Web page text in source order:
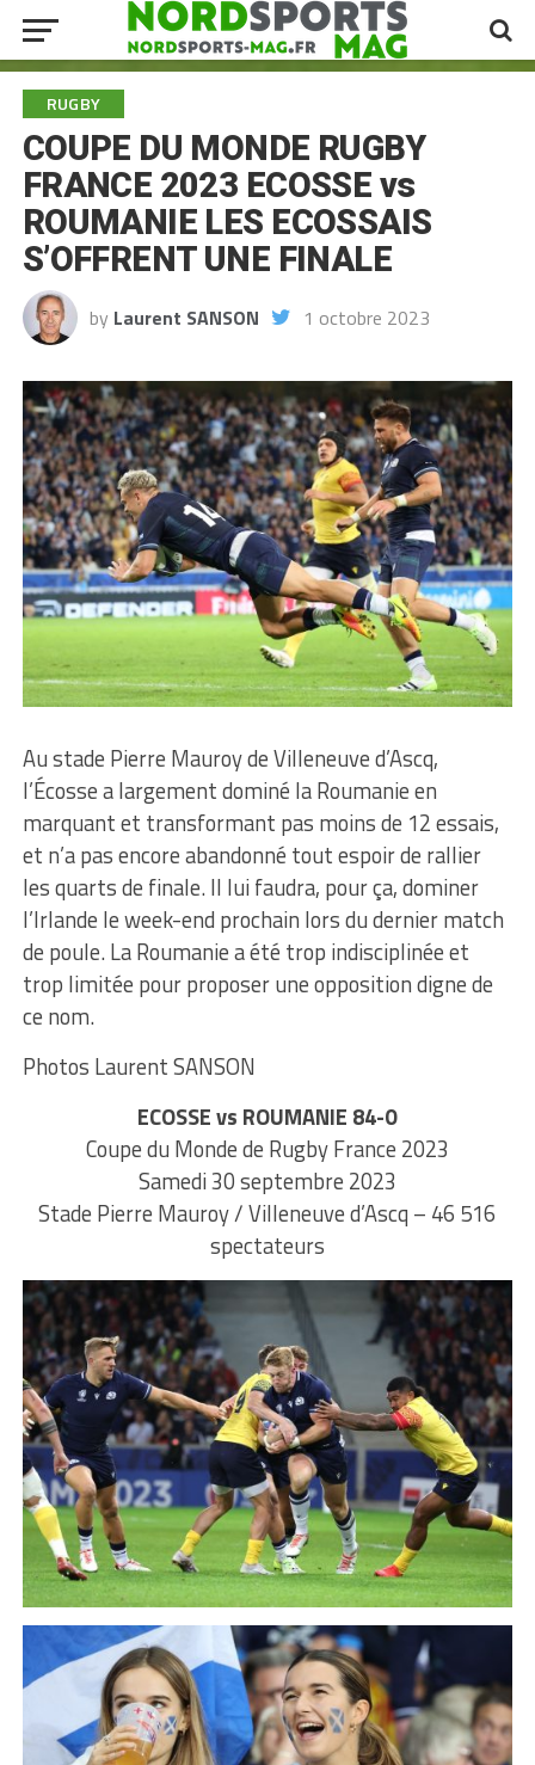
RUGBY
COUPE DU MONDE RUGBY
FRANCE 2023 ECOSSE vs
ROUMANIE LES ECOSSAIS
S’OFFRENT UNE FINALE
by Laurent SANSON 1 octobre 2023
Au stade Pierre Mauroy de Villeneuve d’Ascq,
l’Écosse a largement dominé la Roumanie en
marquant et transformant pas moins de 12 essais,
et n’a pas encore abandonné tout espoir de rallier
les quarts de finale. Il lui faudra, pour ça, dominer
l’Irlande le week-end prochain lors du dernier match
de poule. La Roumanie a été trop indisciplinée et
trop limitée pour proposer une opposition digne de
ce nom.
Photos Laurent SANSON
ECOSSE vs ROUMANIE 84-0
Coupe du Monde de Rugby France 2023
Samedi 30 septembre 2023
Stade Pierre Mauroy / Villeneuve d’Ascq – 46 516
spectateurs